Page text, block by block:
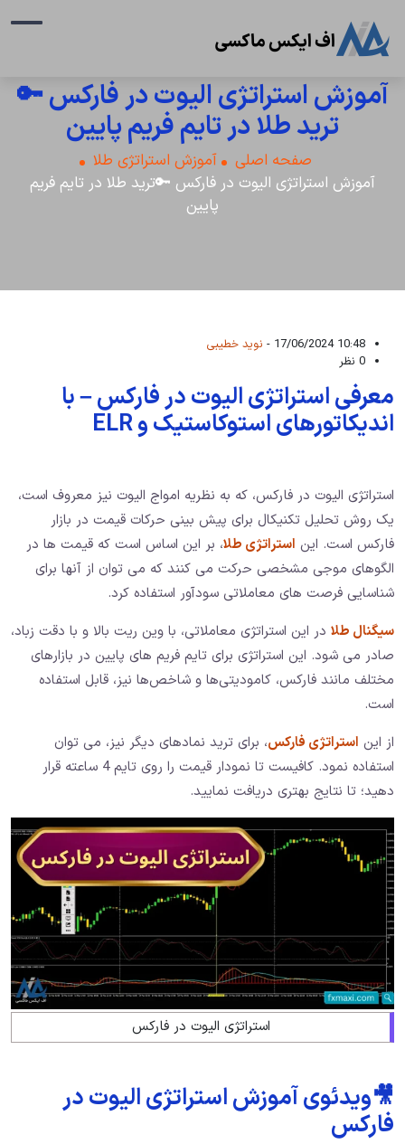
آموزش استراتژی الیوت در فارکس 🔑
ترید طلا در تایم فریم پایین
صفحه اصلی
آموزش استراتژی طلا
آموزش استراتژی الیوت در فارکس 🔑ترید طلا در تایم فریم
پایین
10:48 17/06/2024 -
نوید خطیبی
0 نظر
معرفی استراتژی الیوت در فارکس – با
اندیکاتورهای استوکاستیک و ELR
استراتژی الیوت در فارکس، که به نظریه امواج الیوت نیز معروف است،
یک روش تحلیل تکنیکال برای پیش بینی حرکات قیمت در بازار
فارکس است. این استراتژی طلا، بر این اساس است که قیمت ها در
الگوهای موجی مشخصی حرکت می کنند که می توان از آنها برای
شناسایی فرصت های معاملاتی سودآور استفاده کرد.
سیگنال طلا در این استراتژی معاملاتی، با وین ریت بالا و با دقت زباد،
صادر می شود. این استراتژی برای تایم‌ فریم‌ های پایین در بازارهای
مختلف مانند فارکس، کامودیتی‌ها و شاخص‌ها نیز، قابل استفاده
است.
از این استراتژی فارکس، برای ترید نمادهای دیگر نیز، می توان
استفاده نمود. کافیست تا نمودار قیمت را روی تایم 4 ساعته قرار
دهید؛ تا نتایج بهتری دریافت نمایید.
استراتژی الیوت در فارکس
🎥ویدئوی آموزش استراتژی الیوت در
فارکس